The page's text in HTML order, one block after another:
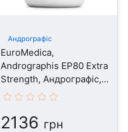
Андрографіс
EuroMedica,
Andrographis EP80 Extra
Strength, Андрографіс,
60 капсул
2136 грн